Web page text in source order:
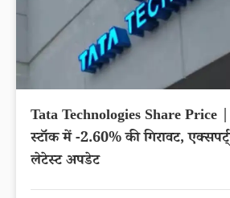
Tata Technologies Share Price |
स्टॉक में -2.60% की गिरावट,
लेटेस्ट अपडेट